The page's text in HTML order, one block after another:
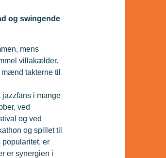
og swingende
mens
villakælder.
takterne til
i mange
ved
og ved
og spillet til
er
er synergien i